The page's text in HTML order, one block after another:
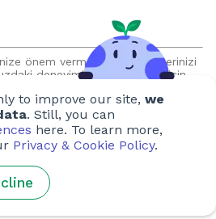
Blackbourn-Rooney
Phan Minh Chuong, Ho Yee-Lee
Anna Krivtsov , Federica Merante
,
Kerenza Killingbeck,James Weber,
önem vermektedir ve verilerinizi
deneyiminizi geliştirmek için
söz veriyoruz ve
asla iletişim kurmayacağız.
to improve our site, we
. Still, you can
here. To learn more,
Privacy & Cookie Policy.